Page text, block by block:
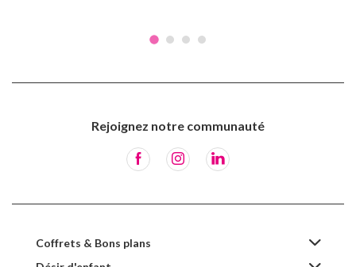
Rejoignez notre communauté
Coffrets & Bons plans